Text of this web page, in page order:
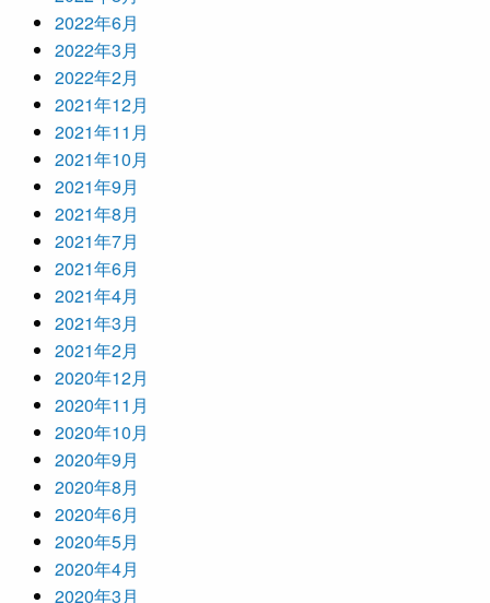
2022年6月
2022年3月
2022年2月
2021年12月
2021年11月
2021年10月
2021年9月
2021年8月
2021年7月
2021年6月
2021年4月
2021年3月
2021年2月
2020年12月
2020年11月
2020年10月
2020年9月
2020年8月
2020年6月
2020年5月
2020年4月
2020年3月